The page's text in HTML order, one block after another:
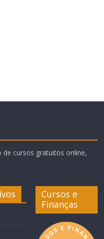
cursos gratuitos online,
Cursos e
Finanças